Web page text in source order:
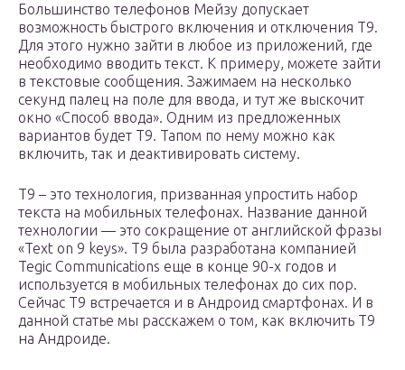
Большинство телефонов Мейзу допускает
возможность быстрого включения и отключения Т9.
Для этого нужно зайти в любое из приложений, где
необходимо вводить текст. К примеру, можете зайти
в текстовые сообщения. Зажимаем на несколько
секунд палец на поле для ввода, и тут же выскочит
окно «Способ ввода». Одним из предложенных
вариантов будет Т9. Тапом по нему можно как
включить, так и деактивировать систему.
Т9 – это технология, призванная упростить набор
текста на мобильных телефонах. Название данной
технологии — это сокращение от английской фразы
«Text on 9 keys». Т9 была разработана компанией
Tegic Communications еще в конце 90-х годов и
используется в мобильных телефонах до сих пор.
Сейчас Т9 встречается и в Андроид смартфонах. И в
данной статье мы расскажем о том, как включить Т9
на Андроиде.